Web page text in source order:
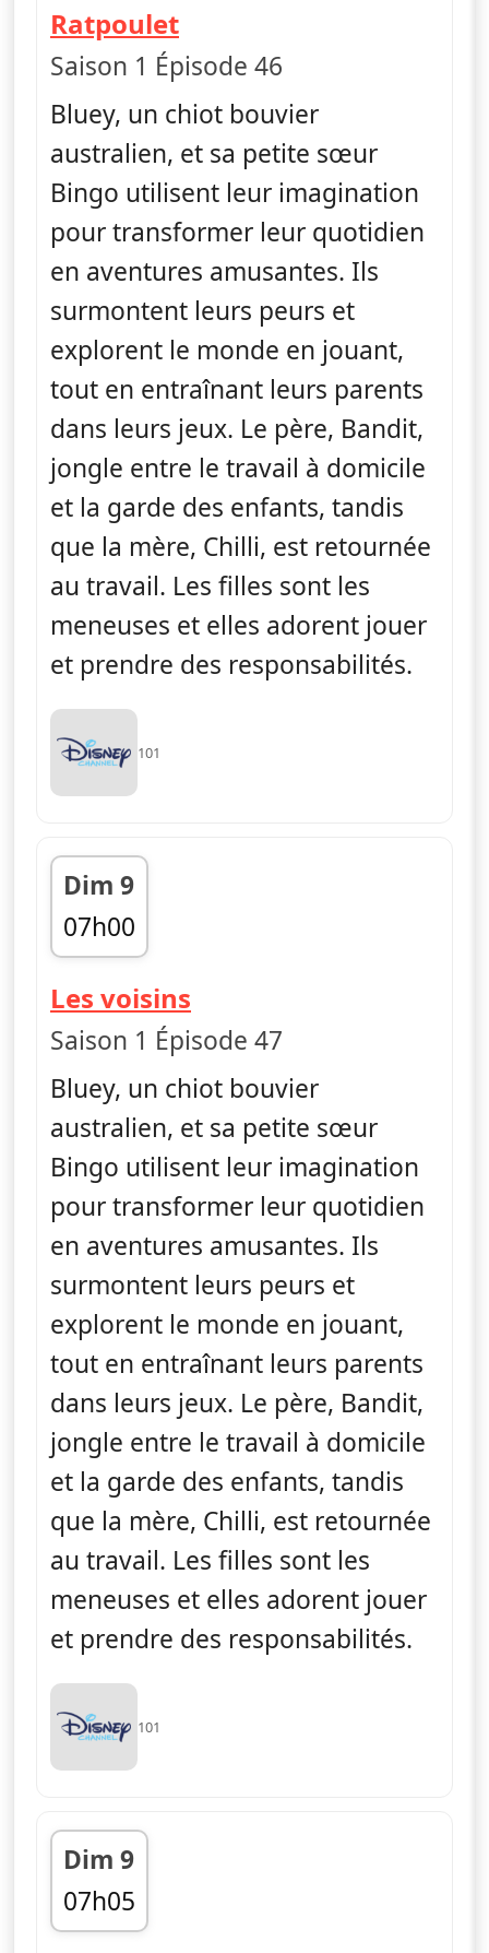
Ratpoulet— Bluey
Saison 1 Épisode 46
Bluey, un chiot bouvier
australien, et sa petite sœur
Bingo utilisent leur imagination
pour transformer leur quotidien
en aventures amusantes. Ils
surmontent leurs peurs et
explorent le monde en jouant,
tout en entraînant leurs parents
dans leurs jeux. Le père, Bandit,
jongle entre le travail à domicile
et la garde des enfants, tandis
que la mère, Chilli, est retournée
au travail. Les filles sont les
meneuses et elles adorent jouer
et prendre des responsabilités.
101
Dim 9
07h00
fin 07h05
Les voisins
Saison 1 Épisode 47
Bluey, un chiot bouvier
australien, et sa petite sœur
Bingo utilisent leur imagination
pour transformer leur quotidien
en aventures amusantes. Ils
surmontent leurs peurs et
explorent le monde en jouant,
tout en entraînant leurs parents
dans leurs jeux. Le père, Bandit,
jongle entre le travail à domicile
et la garde des enfants, tandis
que la mère, Chilli, est retournée
au travail. Les filles sont les
meneuses et elles adorent jouer
et prendre des responsabilités.
101
Dim 9
07h05
fin 07h15